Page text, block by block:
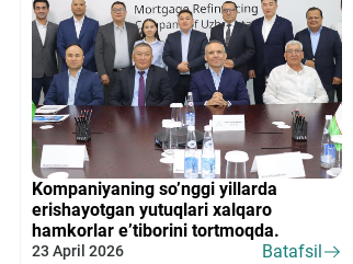
Kompaniyaning so’nggi yillarda
erishayotgan yutuqlari xalqaro
hamkorlar e’tiborini tortmoqda.
23 April 2026 Batafsil